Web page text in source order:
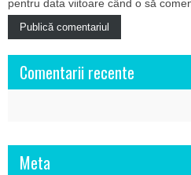
pentru data viitoare când o să
Comentarii recente
Meta